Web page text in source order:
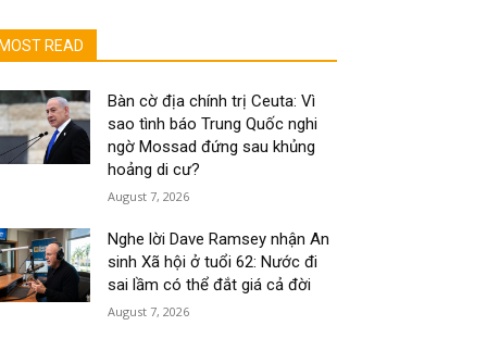
MOST READ
Bàn cờ địa chính trị Ceuta: Vì
sao tình báo Trung Quốc nghi
ngờ Mossad đứng sau khủng
hoảng di cư?
August 7, 2026
Nghe lời Dave Ramsey nhận An
sinh Xã hội ở tuổi 62: Nước đi
sai lầm có thể đắt giá cả đời
August 7, 2026